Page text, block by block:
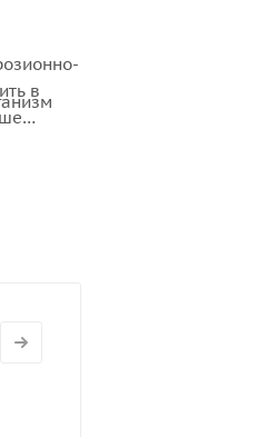
в